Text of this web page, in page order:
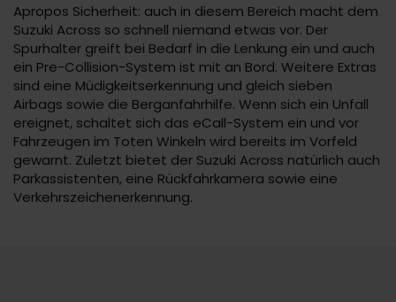
Apropos Sicherheit: auch in diesem Bereich macht dem
Suzuki Across so schnell niemand etwas vor. Der
Spurhalter greift bei Bedarf in die Lenkung ein und auch
ein Pre-Collision-System ist mit an Bord. Weitere Extras
sind eine Müdigkeitserkennung und gleich sieben
Airbags sowie die Berganfahrhilfe. Wenn sich ein Unfall
ereignet, schaltet sich das eCall-System ein und vor
Fahrzeugen im Toten Winkeln wird bereits im Vorfeld
gewarnt. Zuletzt bietet der Suzuki Across natürlich auch
Parkassistenten, eine Rückfahrkamera sowie eine
Verkehrszeichenerkennung.